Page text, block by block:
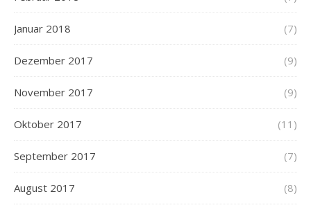
Januar 2018 (7)
Dezember 2017 (9)
November 2017 (9)
Oktober 2017 (11)
September 2017 (7)
August 2017 (8)